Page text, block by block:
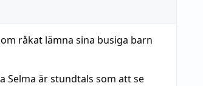
råkat lämna sina busiga barn
Selma är stundtals som att se